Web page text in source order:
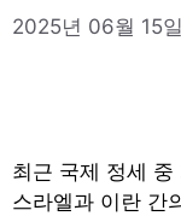
2025년 06월 15일
최근 국제 정세
스라엘과 이란 간